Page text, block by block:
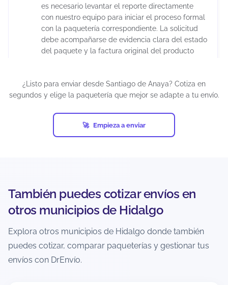
es necesario levantar el reporte directamente
con nuestro equipo para iniciar el proceso formal
con la paquetería correspondiente. La solicitud
debe acompañarse de evidencia clara del estado
del paquete y la factura original del producto
considerar que la aprobación del reembolso
depende de la evaluación de la empresa de
sus propios protocolos de validación.
Los tiempos de resolución pueden extenderse
contenido.
envíos desde Santiago de Anaya?
Sí. Cada paquetería maneja límites de peso y
dimensiones, y en muchos casos aplica el
¿Listo para enviar desde Santiago de Anaya? Cotiza en
segundos y elige la paquetería que mejor se adapte a tu envío.
Empieza a enviar
También puedes cotizar envíos en
otros municipios de Hidalgo
Explora otros municipios de Hidalgo donde también
puedes cotizar, comparar paqueterías y gestionar tus
envíos con DrEnvío.